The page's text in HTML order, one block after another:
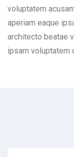
voluptatem
aperiam eaque
architecto beatae
ipsam voluptatem